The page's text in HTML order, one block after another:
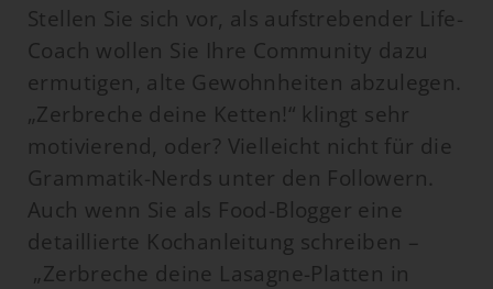
Stellen Sie sich vor, als aufstrebender Life-
Coach wollen Sie Ihre Community dazu
ermutigen, alte Gewohnheiten abzulegen.
„Zerbreche deine Ketten!“ klingt sehr
motivierend, oder? Vielleicht nicht für die
Grammatik-Nerds unter den Followern.
Auch wenn Sie als Food-Blogger eine
detaillierte Kochanleitung schreiben –
„Zerbreche deine Lasagne-Platten in